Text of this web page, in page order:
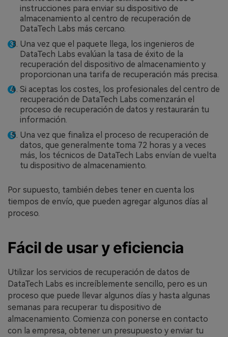
instrucciones para enviar su dispositivo de
almacenamiento al centro de recuperación de
DataTech Labs más cercano.
Una vez que el paquete llega, los ingenieros de
DataTech Labs evalúan la tasa de éxito de la
recuperación del dispositivo de almacenamiento y
proporcionan una tarifa de recuperación más precisa.
Si aceptas los costes, los profesionales del centro de
recuperación de DataTech Labs comenzarán el
proceso de recuperación de datos y restaurarán tu
información.
Una vez que finaliza el proceso de recuperación de
datos, que generalmente toma 72 horas y a veces
más, los técnicos de DataTech Labs envían de vuelta
tu dispositivo de almacenamiento.
Por supuesto, también debes tener en cuenta los
tiempos de envío, que pueden agregar algunos días al
proceso.
Fácil de usar y eficiencia
Utilizar los servicios de recuperación de datos de
DataTech Labs es increíblemente sencillo, pero es un
proceso que puede llevar algunos días y hasta algunas
semanas para recuperar tu dispositivo de
almacenamiento. Comienza con ponerse en contacto
con la empresa, obtener un presupuesto y enviar tu